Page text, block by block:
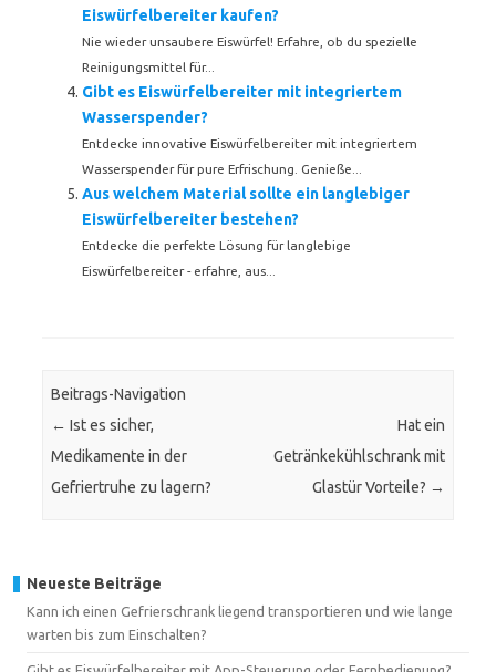
Eiswürfelbereiter kaufen?
Nie wieder unsaubere Eiswürfel! Erfahre, ob du spezielle
Reinigungsmittel für...
Gibt es Eiswürfelbereiter mit integriertem
Wasserspender?
Entdecke innovative Eiswürfelbereiter mit integriertem
Wasserspender für pure Erfrischung. Genieße...
Aus welchem Material sollte ein langlebiger
Eiswürfelbereiter bestehen?
Entdecke die perfekte Lösung für langlebige
Eiswürfelbereiter - erfahre, aus...
Beitrags-Navigation
← Ist es sicher,
Medikamente in der
Gefriertruhe zu lagern?
Hat ein
Getränkekühlschrank mit
Glastür Vorteile? →
Neueste Beiträge
Kann ich einen Gefrierschrank liegend transportieren und wie lange
warten bis zum Einschalten?